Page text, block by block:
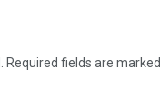
Required fields are marked